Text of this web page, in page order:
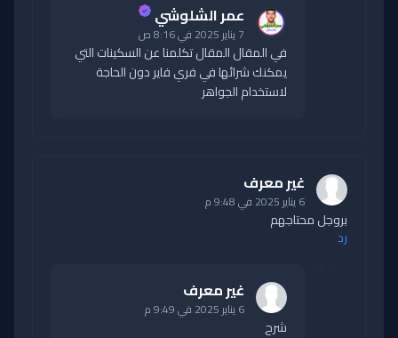
عمر الشلوشي
7 يناير 2025 في 8:16 ص
في المقال المقال تكلمنا عن السكينات التي
يمكنك شرائها في فري فاير دون الحاجة
لاستخدام الجواهر
غير معرف
6 يناير 2025 في 9:48 م
بروجل محتاجهم
رد
غير معرف
6 يناير 2025 في 9:49 م
شرح